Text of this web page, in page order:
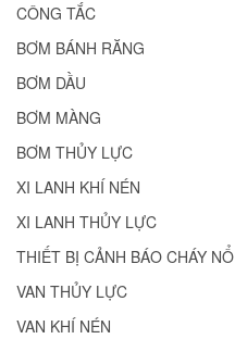
CÔNG TẮC
BƠM BÁNH RĂNG
BƠM DẦU
BƠM MÀNG
BƠM THỦY LỰC
XI LANH KHÍ NÉN
XI LANH THỦY LỰC
THIẾT BỊ CẢNH BÁO CHÁY NỔ
VAN THỦY LỰC
VAN KHÍ NÉN